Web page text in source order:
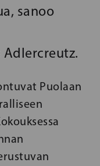
sanoo
Puolaan